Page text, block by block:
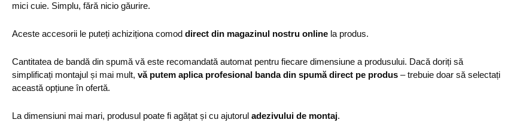
mici cuie. Simplu, fără nicio găurire.
Aceste accesorii le puteți achiziționa comod direct din magazinul nostru online la produs.
Cantitatea de bandă din spumă vă este recomandată automat pentru fiecare dimensiune a produsului. Dacă doriți să
simplificați montajul și mai mult, vă putem aplica profesional banda din spumă direct pe produs – trebuie doar să selectați
această opțiune în ofertă.
La dimensiuni mai mari, produsul poate fi agățat și cu ajutorul adezivului de montaj.